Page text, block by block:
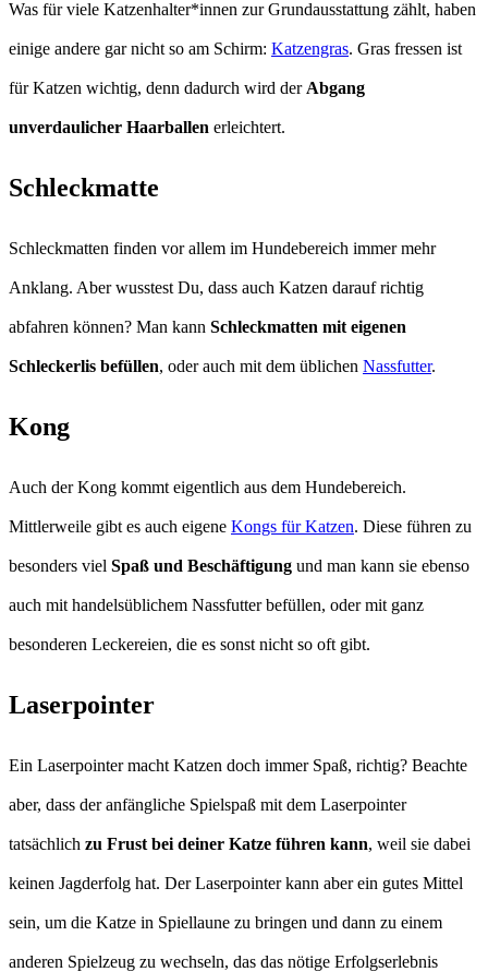
Was für viele Katzenhalter*innen zur Grundausstattung zählt, haben
einige andere gar nicht so am Schirm: Katzengras. Gras fressen ist
für Katzen wichtig, denn dadurch wird der Abgang
unverdaulicher Haarballen erleichtert.
Schleckmatte
Schleckmatten finden vor allem im Hundebereich immer mehr
Anklang. Aber wusstest Du, dass auch Katzen darauf richtig
abfahren können? Man kann Schleckmatten mit eigenen
Schleckerlis befüllen, oder auch mit dem üblichen Nassfutter.
Kong
Auch der Kong kommt eigentlich aus dem Hundebereich.
Mittlerweile gibt es auch eigene Kongs für Katzen. Diese führen zu
besonders viel Spaß und Beschäftigung und man kann sie ebenso
auch mit handelsüblichem Nassfutter befüllen, oder mit ganz
besonderen Leckereien, die es sonst nicht so oft gibt.
Laserpointer
Ein Laserpointer macht Katzen doch immer Spaß, richtig? Beachte
aber, dass der anfängliche Spielspaß mit dem Laserpointer
tatsächlich zu Frust bei deiner Katze führen kann, weil sie dabei
keinen Jagderfolg hat. Der Laserpointer kann aber ein gutes Mittel
sein, um die Katze in Spiellaune zu bringen und dann zu einem
anderen Spielzeug zu wechseln, das das nötige Erfolgserlebnis